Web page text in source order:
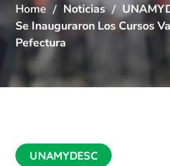
Home Noticias
Se Inauguraron Los Cursos
Pefectura
UNAMYDESC